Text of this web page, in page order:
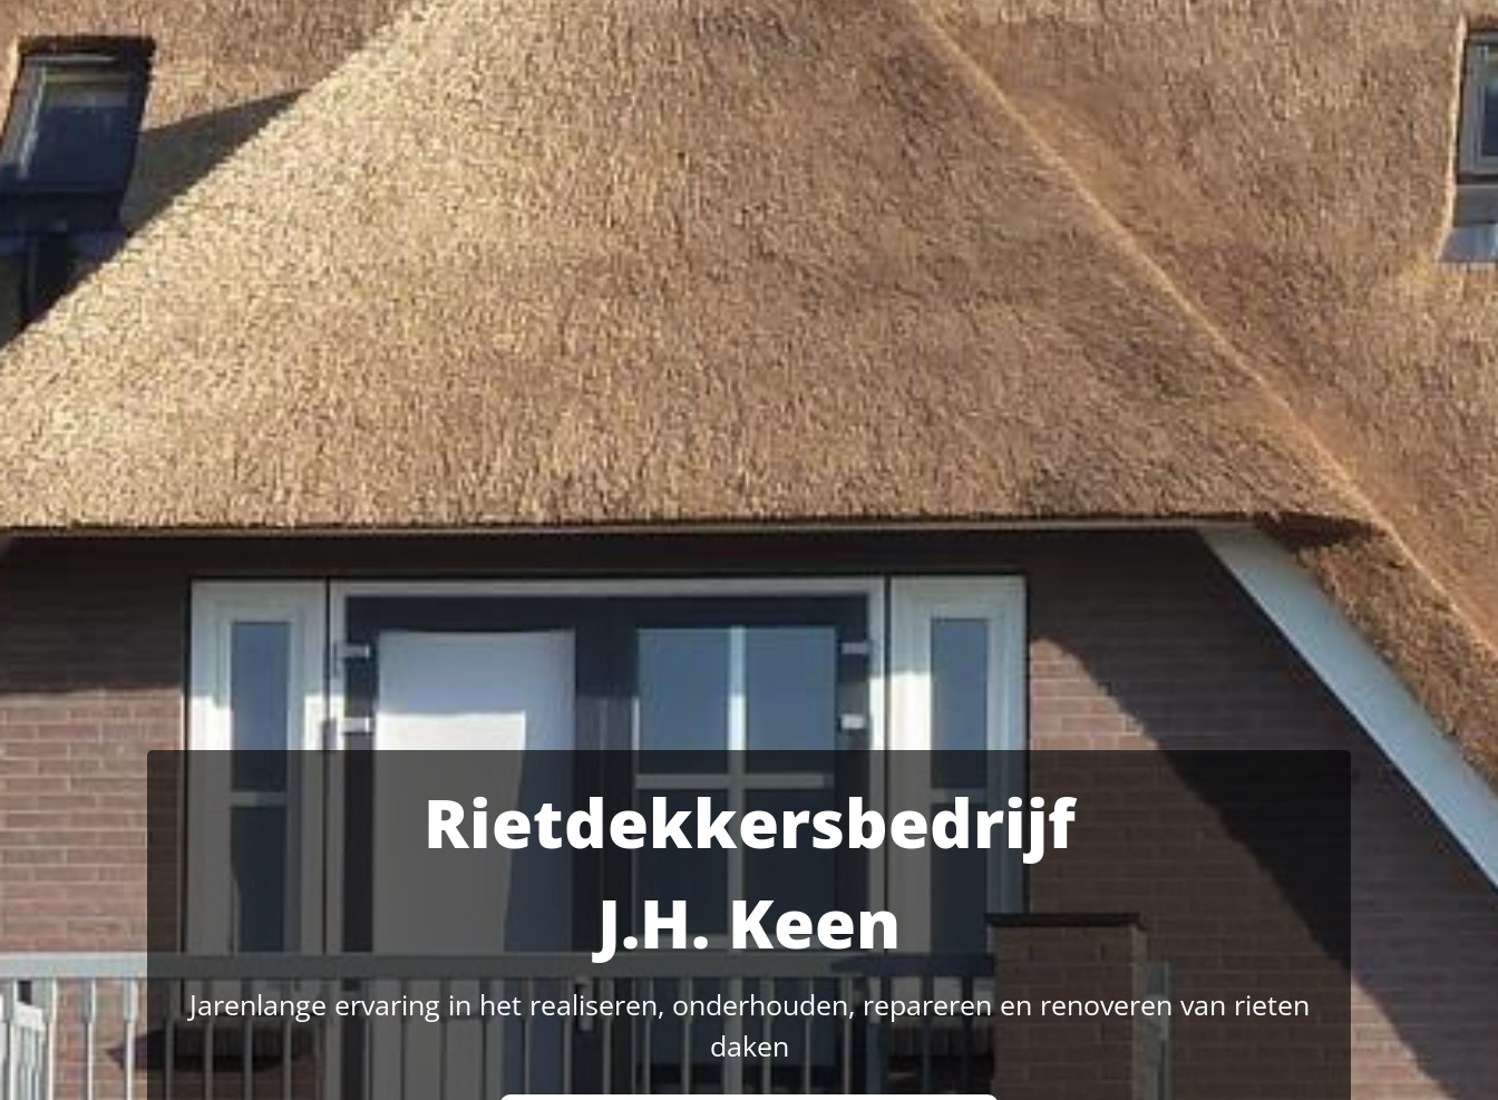
Rietdekkersbedrijf
J.H. Keen
Jarenlange ervaring in het realiseren, onderhouden, repareren en renoveren van rieten
daken